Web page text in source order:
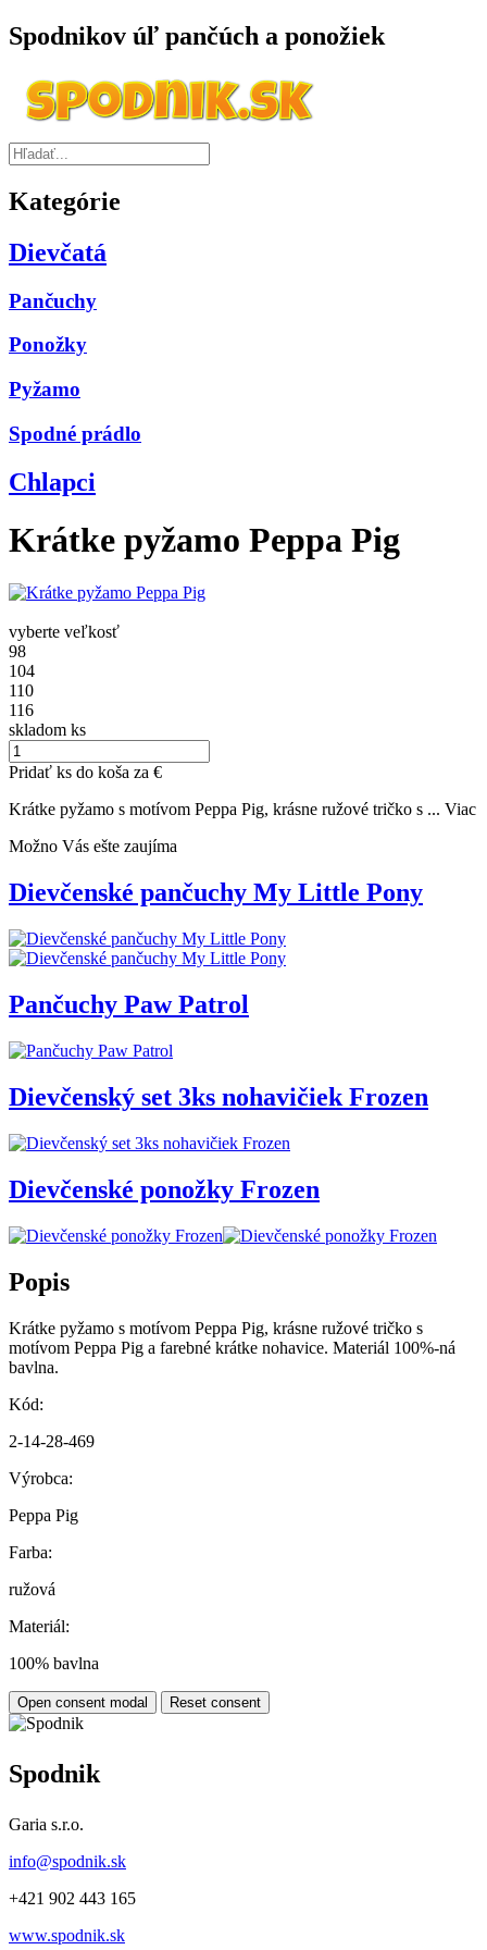
Spodnikov úľ pančúch a ponožiek
Kategórie
Dievčatá
Pančuchy
Ponožky
Pyžamo
Spodné prádlo
Chlapci
Krátke pyžamo Peppa Pig
vyberte veľkosť
98
104
110
116
skladom ks
Pridať ks do koša za €
Krátke pyžamo s motívom Peppa Pig, krásne ružové tričko s ... Viac
Možno Vás ešte zaujíma
Dievčenské pančuchy My Little Pony
Pančuchy Paw Patrol
Dievčenský set 3ks nohavičiek Frozen
Dievčenské ponožky Frozen
Popis
Krátke pyžamo s motívom Peppa Pig, krásne ružové tričko s
motívom Peppa Pig a farebné krátke nohavice. Materiál 100%-ná
bavlna.
Kód:
2-14-28-469
Výrobca:
Peppa Pig
Farba:
ružová
Materiál:
100% bavlna
Open consent modal Reset consent
Spodnik
Garia s.r.o.
info@spodnik.sk
+421 902 443 165
www.spodnik.sk